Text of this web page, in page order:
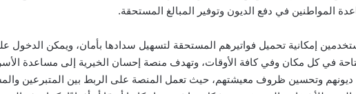
المواطنين في دفع الديون وتوفير المبالغ المستحقة.
إمكانية تحميل فواتيرهم المستحقة لتسهيل سدادها بأمان، ويمكن الدخول
في كل مكان وفي كافة الأوقات، وتهدف منصة إحسان الخيرية إلى مساعدة الأسر
ديونهم وتحسين ظروف معيشتهم، حيث تعمل المنصة على الربط بين المتبرعين